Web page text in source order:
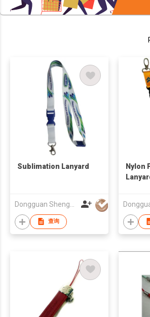
Sublimation Lanyard
查询
Nylon